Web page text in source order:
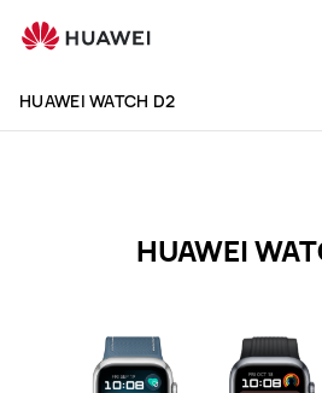
WATCH
Specification
HUAWEI WATCH D2
HUAWEI